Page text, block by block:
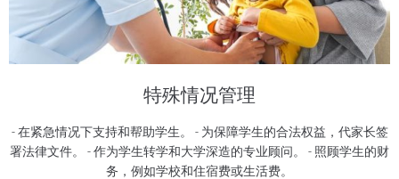
特殊情况管理
- 在紧急情况下支持和帮助学生。 - 为保障学生的合法权益，代家长签
署法律文件。 - 作为学生转学和大学深造的专业顾问。 - 照顾学生的财
务，例如学校和住宿费或生活费。